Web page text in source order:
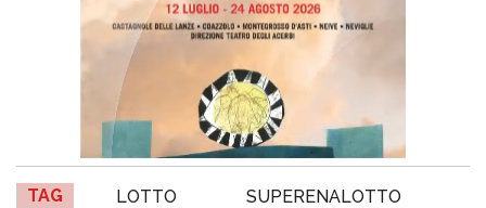
TAG LOTTO
SUPERENALOTTO